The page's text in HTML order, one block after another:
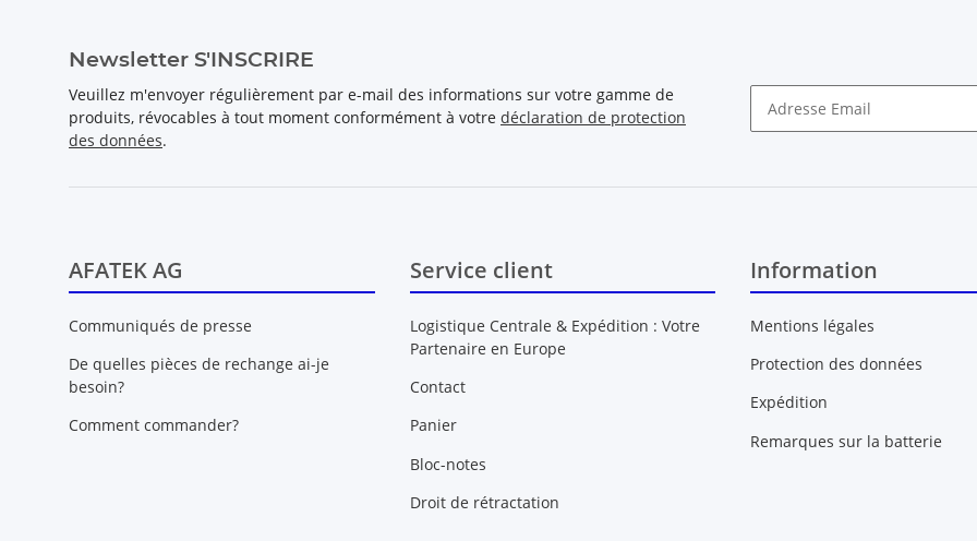
Newsletter S'INSCRIRE
Veuillez m'envoyer régulièrement par e-mail des informations sur votre gamme de
produits, révocables à tout moment conformément à votre déclaration de protection
des données.
AFATEK AG
Communiqués de presse
De quelles pièces de rechange ai-je
besoin?
Comment commander?
Service client
Logistique Centrale & Expédition : Votre
Partenaire en Europe
Contact
Panier
Bloc-notes
Droit de rétractation
Information
Mentions légales
Protection des données
Expédition
Remarques sur la batterie